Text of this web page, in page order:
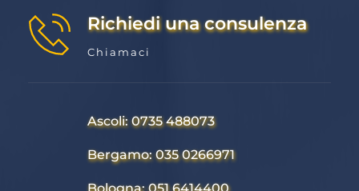
Richiedi una consulenza
Chiamaci
Ascoli: 0735 488073
Bergamo: 035 0266971